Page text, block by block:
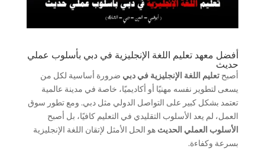
أفضل معهد تعليم اللغة الإنجليزية في دبي بأسلوب عملي
حديث
أصبحتعليم اللغة الإنجليزية في دبيضرورة أساسية لكل من
يسعى لتطوير نفسه مهنيًا أو أكاديميًا، خاصة في مدينة عالمية
تعتمد بشكل كبير على التواصل الدولي مثل دبي. ومع تطور سوق
العمل، لم يعد الأسلوب التقليدي في التعليم كافيًا، بل أصبح
الأسلوب العملي الحديثهو الحل الأمثل لإتقان اللغة الإنجليزية
بسرعة وكفاءة.